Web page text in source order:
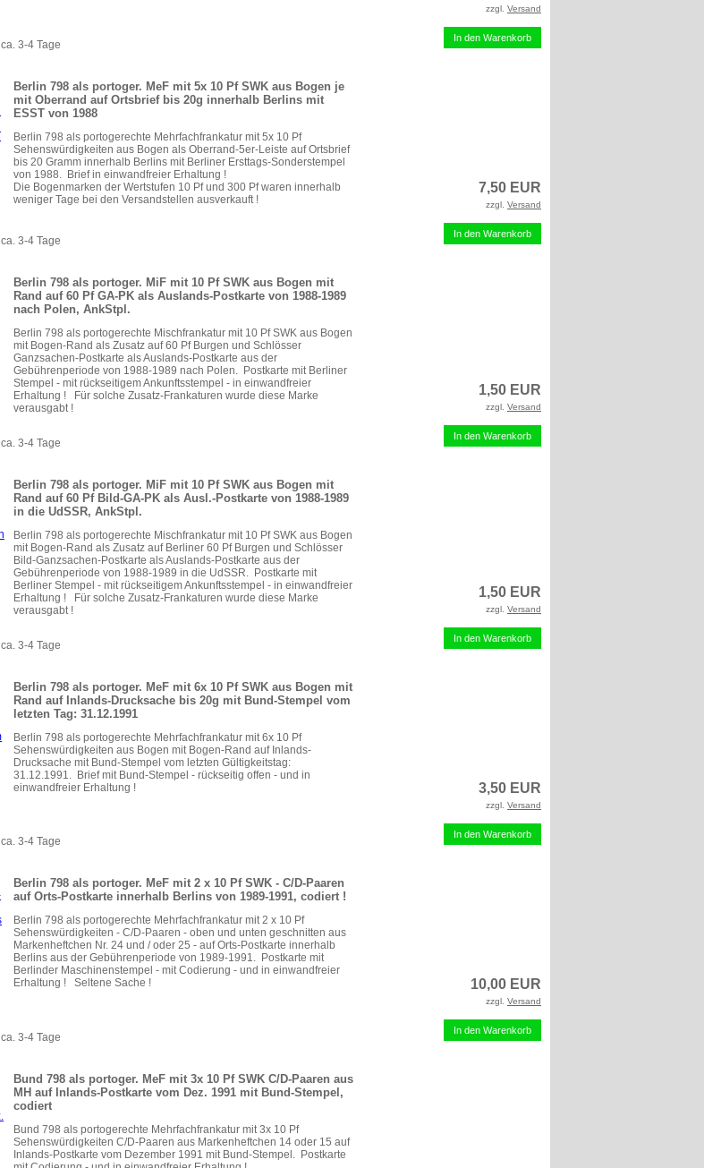
zzgl. Versand
ca. 3-4 Tage
In den Warenkorb
Berlin 798 als portoger. MeF mit 5x 10 Pf SWK aus Bogen je
mit Oberrand auf Ortsbrief bis 20g innerhalb Berlins mit
ESST von 1988
Berlin 798 als portogerechte Mehrfachfrankatur mit 5x 10 Pf
Sehenswürdigkeiten aus Bogen als Oberrand-5er-Leiste auf Ortsbrief
bis 20 Gramm innerhalb Berlins mit Berliner Ersttags-Sonderstempel
von 1988. Brief in einwandfreier Erhaltung !
Die Bogenmarken der Wertstufen 10 Pf und 300 Pf waren innerhalb
weniger Tage bei den Versandstellen ausverkauft !
7,50 EUR
zzgl. Versand
ca. 3-4 Tage
In den Warenkorb
Berlin 798 als portoger. MiF mit 10 Pf SWK aus Bogen mit
Rand auf 60 Pf GA-PK als Auslands-Postkarte von 1988-1989
nach Polen, AnkStpl.
Berlin 798 als portogerechte Mischfrankatur mit 10 Pf SWK aus Bogen
mit Bogen-Rand als Zusatz auf 60 Pf Burgen und Schlösser
Ganzsachen-Postkarte als Auslands-Postkarte aus der
Gebührenperiode von 1988-1989 nach Polen. Postkarte mit Berliner
Stempel - mit rückseitigem Ankunftsstempel - in einwandfreier
Erhaltung ! Für solche Zusatz-Frankaturen wurde diese Marke
verausgabt !
1,50 EUR
zzgl. Versand
ca. 3-4 Tage
In den Warenkorb
Berlin 798 als portoger. MiF mit 10 Pf SWK aus Bogen mit
Rand auf 60 Pf Bild-GA-PK als Ausl.-Postkarte von 1988-1989
in die UdSSR, AnkStpl.
Berlin 798 als portogerechte Mischfrankatur mit 10 Pf SWK aus Bogen
mit Bogen-Rand als Zusatz auf Berliner 60 Pf Burgen und Schlösser
Bild-Ganzsachen-Postkarte als Auslands-Postkarte aus der
Gebührenperiode von 1988-1989 in die UdSSR. Postkarte mit
Berliner Stempel - mit rückseitigem Ankunftsstempel - in einwandfreier
Erhaltung ! Für solche Zusatz-Frankaturen wurde diese Marke
verausgabt !
1,50 EUR
zzgl. Versand
ca. 3-4 Tage
In den Warenkorb
Berlin 798 als portoger. MeF mit 6x 10 Pf SWK aus Bogen mit
Rand auf Inlands-Drucksache bis 20g mit Bund-Stempel vom
letzten Tag: 31.12.1991
Berlin 798 als portogerechte Mehrfachfrankatur mit 6x 10 Pf
Sehenswürdigkeiten aus Bogen mit Bogen-Rand auf Inlands-
Drucksache mit Bund-Stempel vom letzten Gültigkeitstag:
31.12.1991. Brief mit Bund-Stempel - rückseitig offen - und in
einwandfreier Erhaltung !
3,50 EUR
zzgl. Versand
ca. 3-4 Tage
In den Warenkorb
Berlin 798 als portoger. MeF mit 2 x 10 Pf SWK - C/D-Paaren
auf Orts-Postkarte innerhalb Berlins von 1989-1991, codiert !
Berlin 798 als portogerechte Mehrfachfrankatur mit 2 x 10 Pf
Sehenswürdigkeiten - C/D-Paaren - oben und unten geschnitten aus
Markenheftchen Nr. 24 und / oder 25 - auf Orts-Postkarte innerhalb
Berlins aus der Gebührenperiode von 1989-1991. Postkarte mit
Berlinder Maschinenstempel - mit Codierung - und in einwandfreier
Erhaltung ! Seltene Sache !
10,00 EUR
zzgl. Versand
ca. 3-4 Tage
In den Warenkorb
Bund 798 als portoger. MeF mit 3x 10 Pf SWK C/D-Paaren aus
MH auf Inlands-Postkarte vom Dez. 1991 mit Bund-Stempel,
codiert
Bund 798 als portogerechte Mehrfachfrankatur mit 3x 10 Pf
Sehenswürdigkeiten C/D-Paaren aus Markenheftchen 14 oder 15 auf
Inlands-Postkarte vom Dezember 1991 mit Bund-Stempel. Postkarte